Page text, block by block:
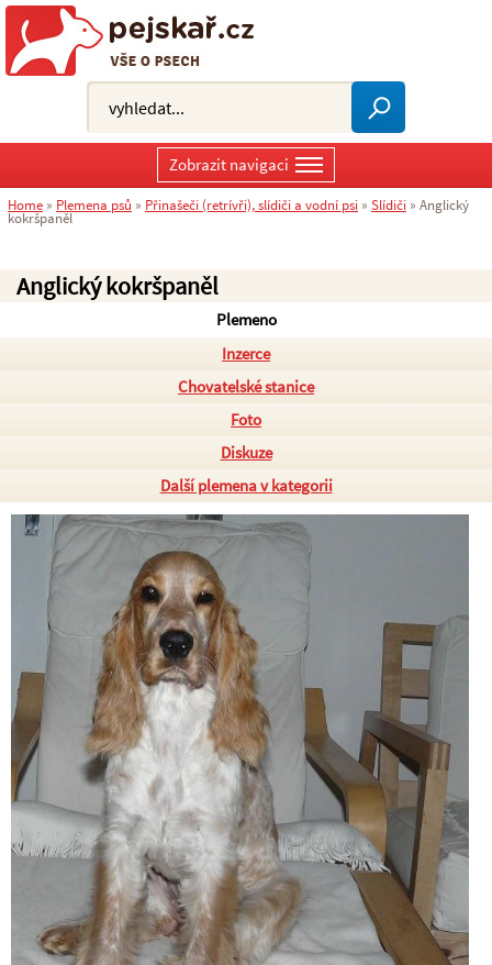
Anglický kokršpaněl
Plemeno
Inzerce
Chovatelské stanice
Foto
Diskuze
Další plemena v kategorii
Zobrazit navigaci
Home » Plemena psů » Přinašeči (retrívři), slídiči a vodní psi » Slídiči » Anglický
kokršpaněl